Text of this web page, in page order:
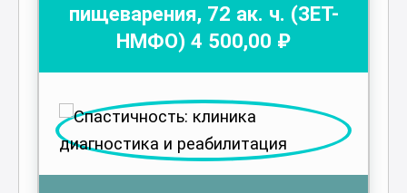
пищеварения, 72 ак. ч. (ЗЕТ-
НМФО) 4 500,00 ₽